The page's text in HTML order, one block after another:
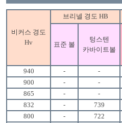
비커스 경도
Hv
브리넬 경도 HB
표준 볼
텅스텐
카바이트볼
940 - -
900
- -
865
- -
832
- 739
800
- 722